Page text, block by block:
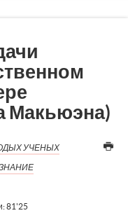
Макьюэна)
УЧЕНЫХ
81'25